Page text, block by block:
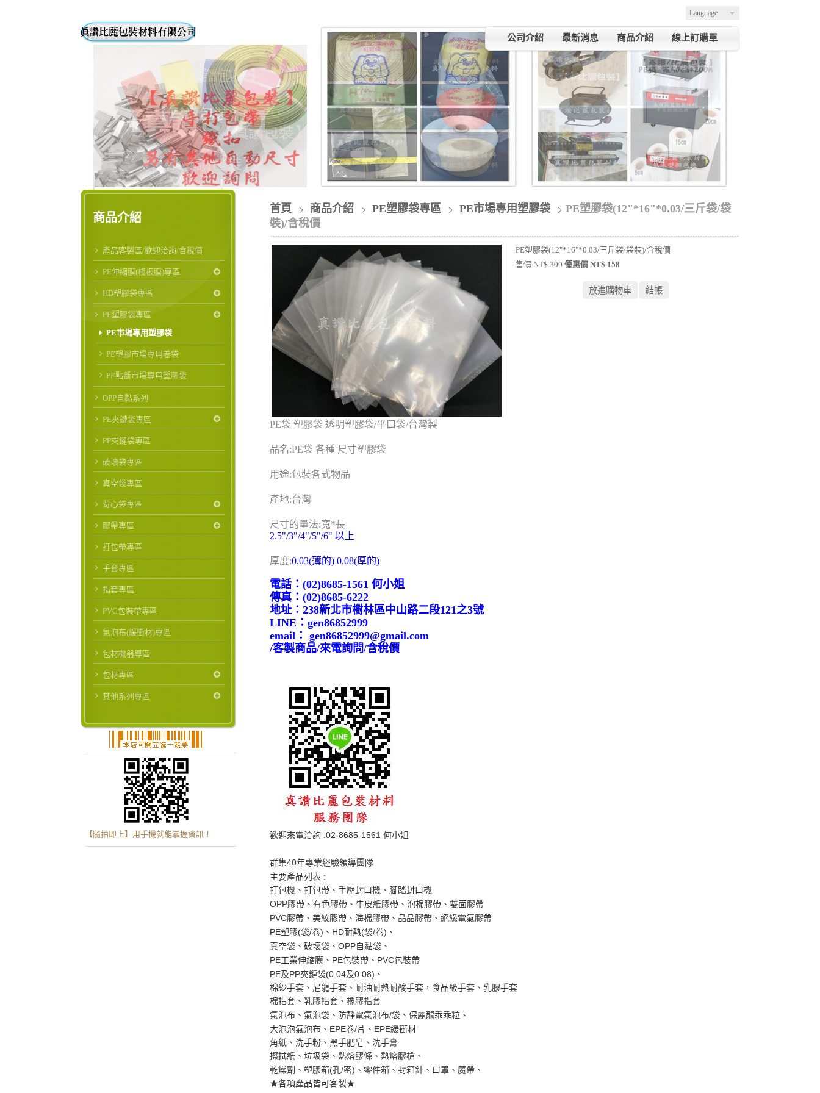
Language
公司介紹 最新消息 商品介紹 線上訂購單
商品介紹
產品客製區/歡迎洽詢/含稅價
PE伸縮膜(棧板膜)專區
HD塑膠袋專區
PE塑膠袋專區
PE市場專用塑膠袋
PE塑膠市場專用卷袋
PE點斷市場專用塑膠袋
OPP自黏系列
PE夾鏈袋專區
PP夾鏈袋專區
破壞袋專區
真空袋專區
背心袋專區
膠帶專區
打包帶專區
手套專區
指套專區
PVC包裝帶專區
氣泡布(緩衝材)專區
包材機器專區
包材專區
其他系列專區
【隨拍即上】用手機就能掌握資訊！
首頁 商品介紹 PE塑膠袋專區 PE市場專用塑膠袋
PE塑膠袋(12"*16"*0.03/三斤袋/袋
裝)/含稅價
PE塑膠袋(12"*16"*0.03/三斤袋/袋裝)/含稅價
售價 NT$ 300 優惠價 NT$ 158
PE袋 塑膠袋 透明塑膠袋/平口袋/台灣製
品名:PE袋 各種 尺寸塑膠袋
用途:包裝各式物品
產地:台灣
尺寸的量法:寬*長
2.5"/3"/4"/5"/6" 以上
厚度:0.03(薄的) 0.08(厚的)
電話：(02)8685-1561 何小姐
傳真：(02)8685-6222
地址：238新北市樹林區中山路二段121之3號
LINE：gen86852999
email： gen86852999@gmail.com
/客製商品/來電詢問/含稅價
歡迎來電洽詢 :02-8685-1561 何小姐
群集40年專業經驗領導團隊
主要產品列表 :
打包機、打包帶、手壓封口機、腳踏封口機
OPP膠帶、有色膠帶、牛皮紙膠帶、泡棉膠帶、雙面膠帶
PVC膠帶、美紋膠帶、海棉膠帶、晶晶膠帶、絕緣電氣膠帶
PE塑膠(袋/卷) 、 HD耐熱(袋/卷) 、
真空袋、破壞袋、 OPP 自黏袋、
PE工業伸縮膜、 PE包裝帶、 PVC包裝帶
PE及PP夾鏈袋(0.04及0.08) 、
棉紗手套、尼龍手套、耐油耐熱耐酸手套，食品級手套、乳膠手套
棉指套、乳膠指套、橡膠指套
氣泡布、氣泡袋、防靜電氣泡布/袋、保麗龍乖乖粒、
大泡泡氣泡布、 EPE卷/片、 EPE緩衝材
角紙、洗手粉、黑手肥皂、洗手膏
擦拭紙、垃圾袋、熱熔膠條、熱熔膠槍、
乾燥劑、塑膠箱(孔/密) 、零件箱、封箱針、口罩、魔帶、
★各項產品皆可客製★